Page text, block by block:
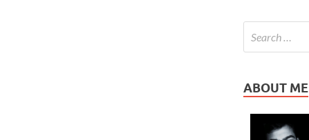
ABOUT ME